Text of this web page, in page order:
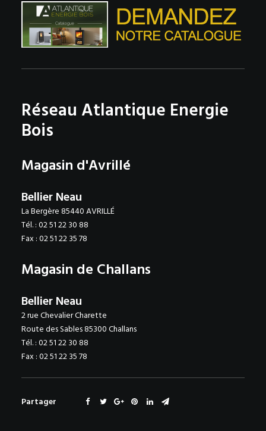
Réseau Atlantique Energie
Bois
Magasin d'Avrillé
Bellier Neau
La Bergère 85440 AVRILLÉ
Tél. : 02 51 22 30 88
Fax : 02 51 22 35 78
Magasin de Challans
Bellier Neau
2 rue Chevalier Charette
Route des Sables 85300 Challans
Tél. : 02 51 22 30 88
Fax : 02 51 22 35 78
Partager